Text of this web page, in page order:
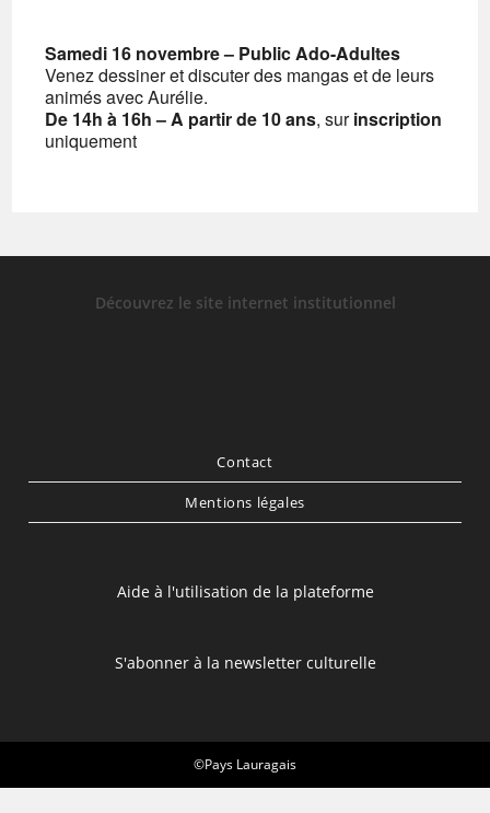
Samedi 16 novembre – Public Ado-Adultes
Venez dessiner et discuter des mangas et de leurs
animés avec Aurélie.
De 14h à 16h – A partir de 10 ans, surinscription
uniquement
Découvrez le site internet institutionnel
Contact
Mentions légales
Aide à l'utilisation de la plateforme
S'abonner à la newsletter culturelle
©Pays Lauragais